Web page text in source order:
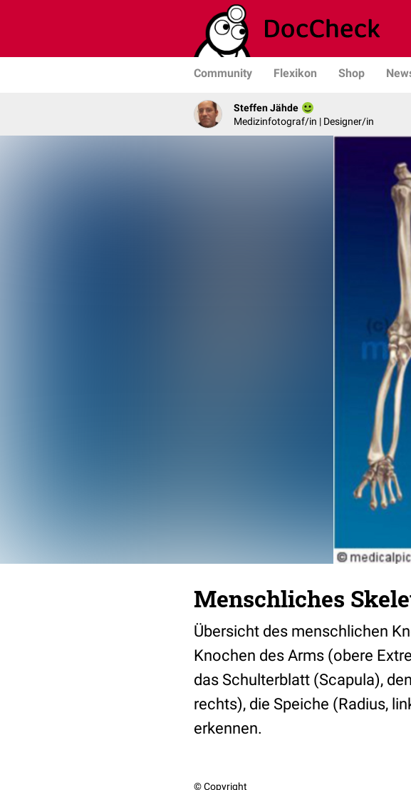
Community Flexikon Shop
Steffen Jähde
Medizinfotograf/in | Designer/in
Menschliches
Übersicht des menschlichen
Knochen des Arms (obere
das Schulterblatt (Scapula),
rechts), die Speiche (Radius,
erkennen.
© Copyright